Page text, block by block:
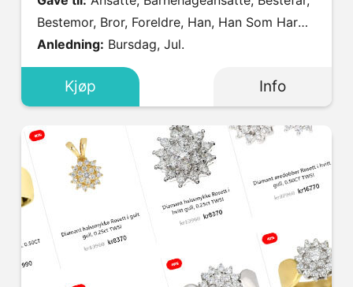
Bestemor, Bror, Foreldre, Han, Han Som Har
Alt, Henne, Hun Som Har Alt, Kjæresten (Han),
Kjæresten (Henne), Kollega, Kompis, Mamma,
Onkel, Pappa, Svigerfar, Svigermor, Søster,
Tante, Venninne.
Anledning: Bursdag, Jul.
Info
Kjøp